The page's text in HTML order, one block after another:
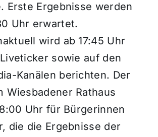
Erste Ergebnisse werden
Uhr erwartet.
wird ab 17:45 Uhr
sowie auf den
Kanälen berichten. Der
Wiesbadener Rathaus
Uhr für Bürgerinnen
die die Ergebnisse der